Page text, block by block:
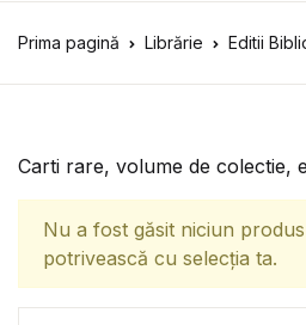
Prima pagină Librărie Editii
Carti rare, volume de colectie,
Nu a fost găsit niciun
potrivească cu selecția ta.